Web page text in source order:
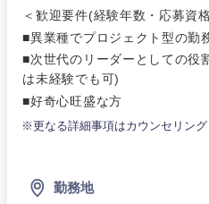
＜歓迎要件(経験年数・応募資
■異業種でプロジェクト型の勤
■次世代のリーダーとしての役
は未経験でも可)
■好奇心旺盛な方
※更なる詳細事項はカウンセリング
勤務地
工管理
事務職
その他
その他
茨城県
群馬県
千葉県